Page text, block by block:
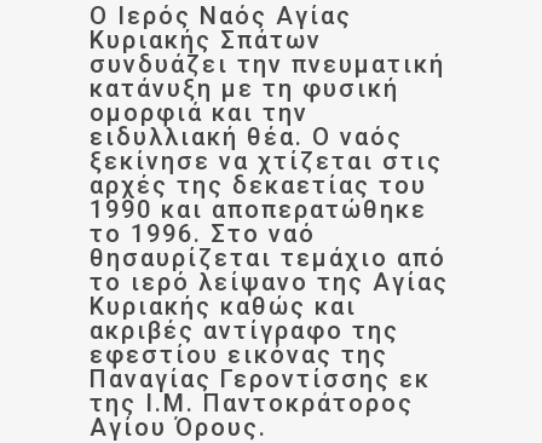
Ο Ιερός Ναός Αγίας
Κυριακής Σπάτων
συνδυάζει την πνευματική
κατάνυξη με τη φυσική
ομορφιά και την
ειδυλλιακή θέα. Ο ναός
ξεκίνησε να χτίζεται στις
αρχές της δεκαετίας του
1990 και αποπερατώθηκε
το 1996. Στο ναό
θησαυρίζεται τεμάχιο από
το ιερό λείψανο της Αγίας
Κυριακής καθώς και
ακριβές αντίγραφο της
εφεστίου εικόνας της
Παναγίας Γεροντίσσης εκ
της Ι.Μ. Παντοκράτορος
Αγίου Όρους.